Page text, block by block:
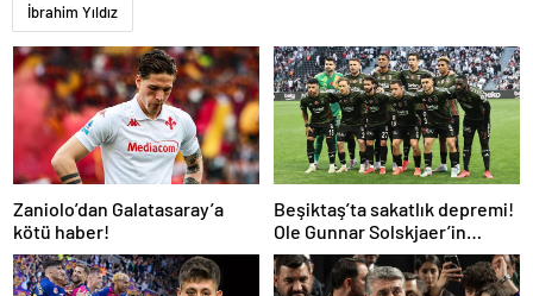
İbrahim Yıldız
Zaniolo’dan Galatasaray’a
kötü haber!
Beşiktaş’ta sakatlık depremi!
Ole Gunnar Solskjaer’in
tepkisi dikkat çekti